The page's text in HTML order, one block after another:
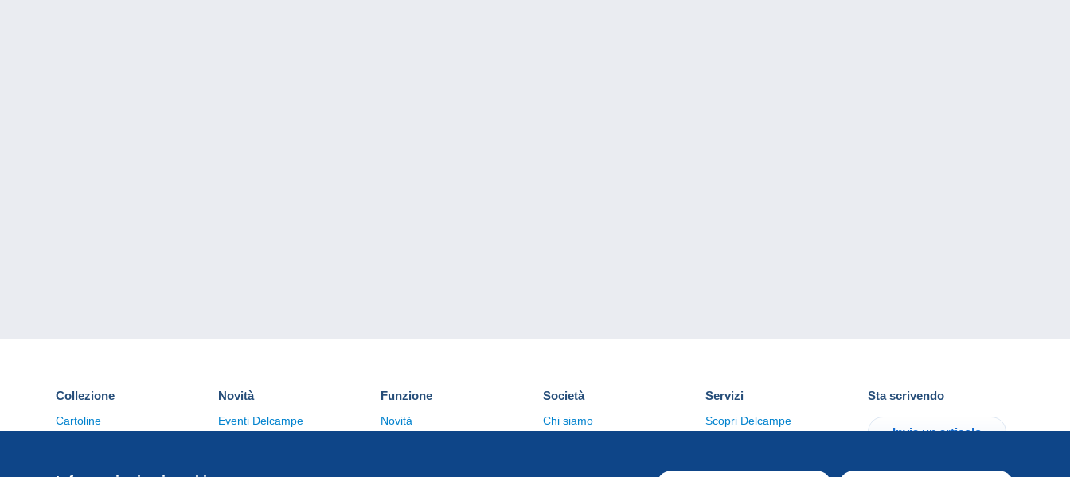
Collezione
Cartoline
Novità
Eventi Delcampe
Funzione
Novità
Società
Chi siamo
Servizi
Scopri Delcampe
Sta scrivendo
Invia un articolo